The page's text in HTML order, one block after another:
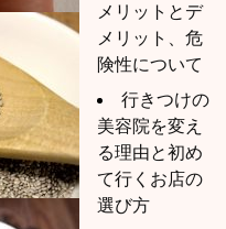
メリットとデ
メリット、危
険性について
行きつけの
美容院を変え
る理由と初め
て行くお店の
選び方